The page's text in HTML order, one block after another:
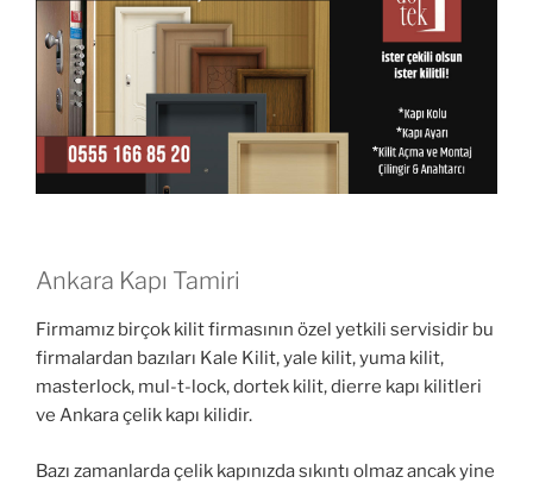
Ankara Kapı Tamiri
Firmamız birçok kilit firmasının özel yetkili servisidir bu
firmalardan bazıları Kale Kilit, yale kilit, yuma kilit,
masterlock, mul-t-lock, dortek kilit, dierre kapı kilitleri
ve Ankara çelik kapı kilidir.
Bazı zamanlarda çelik kapınızda sıkıntı olmaz ancak yine